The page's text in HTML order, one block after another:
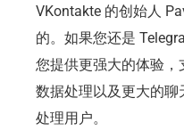
VKontakte 的创始人
的。如果您还是
您提供更强大的体验
数据处理以及更大的
处理用户。